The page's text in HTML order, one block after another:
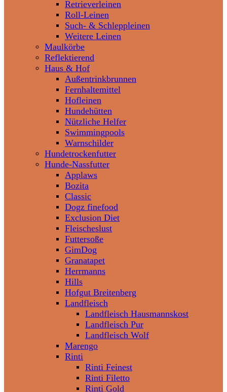
Retrieverleinen
Roll-Leinen
Such- & Schleppleinen
Weitere Leinen
Maulkörbe
Reflektierend
Haus & Hof
Außentrinkbrunnen
Fernhaltemittel
Hofleinen
Hundehütten
Nützliche Helfer
Swimmingpools
Warnschilder
Hundetrockenfutter
Hunde-Nassfutter
Applaws
Bozita
Classic
Dogz finefood
Exclusion Diet
Fleischeslust
Futtersoße
GimDog
Granatapet
Herrmanns
Hills
Hofgut Breitenberg
Landfleisch
Landfleisch Hausmannskost
Landfleisch Pur
Landfleisch Wolf
Marengo
Rinti
Rinti Feinest
Rinti Filetto
Rinti Gold